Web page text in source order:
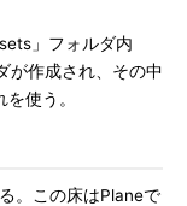
」フォルダ内
が作成され、その中
使う。
。この床はPlaneで